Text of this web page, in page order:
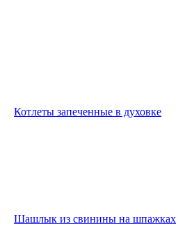
Котлеты запеченные в духовке
Шашлык из свинины на шпажках